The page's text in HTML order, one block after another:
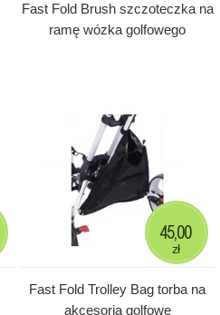
Fast Fold Brush szczoteczka na
ramę wózka golfowego
Fast Fold Trolley Bag torba na
akcesoria golfowe
45,00
zł